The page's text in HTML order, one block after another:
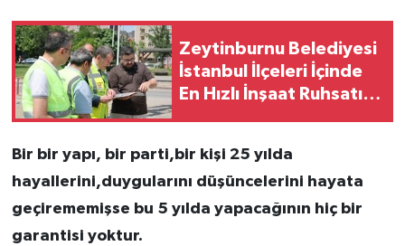
Zeytinburnu Belediyesi
İstanbul İlçeleri İçinde
En Hızlı İnşaat Ruhsatı
Bir bir yapı, bir parti,bir kişi 25 yılda
hayallerini,duygularını düşüncelerini hayata
geçirememişse bu 5 yılda yapacağının hiç bir
garantisi yoktur.